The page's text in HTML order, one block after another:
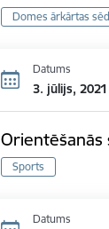
Domes ārkārtas
Datums
3. jūlijs, 2021
Orientēšanās
Sports
Datums